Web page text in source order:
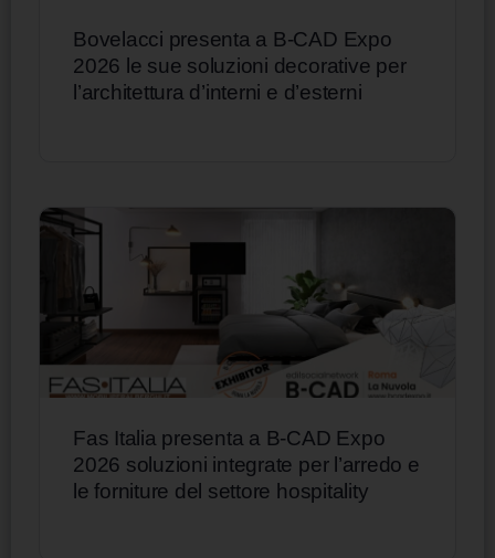
Bovelacci presenta a B-CAD Expo
2026 le sue soluzioni decorative per
l’architettura d’interni e d’esterni
Fas Italia presenta a B-CAD Expo
2026 soluzioni integrate per l’arredo e
le forniture del settore hospitality